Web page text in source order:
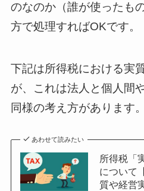
のなのか（誰が使ったも
方で処理すればOKです。
下記は所得税における実
が、これは法人と個人間
同様の考え方があります。
あわせて読みたい
所得税「
について
質や経営